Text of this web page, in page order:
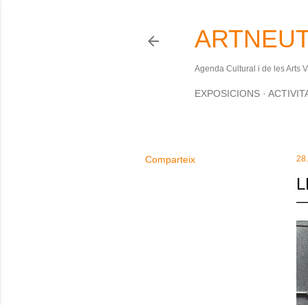
Agenda Cultural i de les Arts
EXPOSICIONS
Comparteix